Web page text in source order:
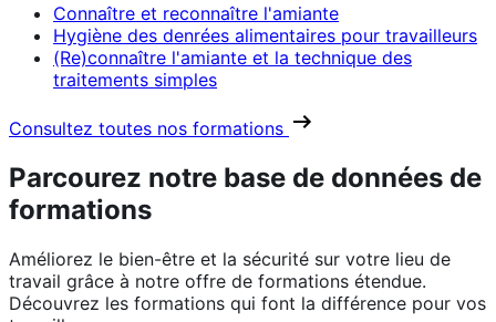
Connaître et reconnaître l'amiante
Hygiène des denrées alimentaires pour travailleurs
(Re)connaître l'amiante et la technique des
traitements simples
Consultez toutes nos formations
Parcourez notre base de données de
formations
Améliorez le bien-être et la sécurité sur votre lieu de
travail grâce à notre offre de formations étendue.
Découvrez les formations qui font la différence pour vos